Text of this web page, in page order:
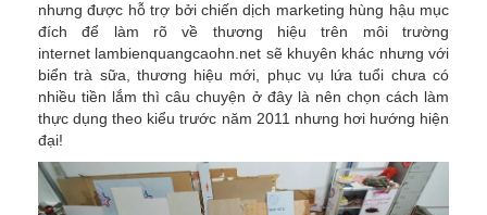
nhưng được hỗ trợ bởi chiến dịch marketing hùng hậu mục
đích để làm rõ về thương hiệu trên môi trường
internet lambienquangcaohn.net sẽ khuyên khác nhưng với
biển trà sữa, thương hiệu mới, phục vụ lứa tuổi chưa có
nhiều tiền lắm thì câu chuyện ở đây là nên chọn cách làm
thực dụng theo kiểu trước năm 2011 nhưng hơi hướng hiện
đại!